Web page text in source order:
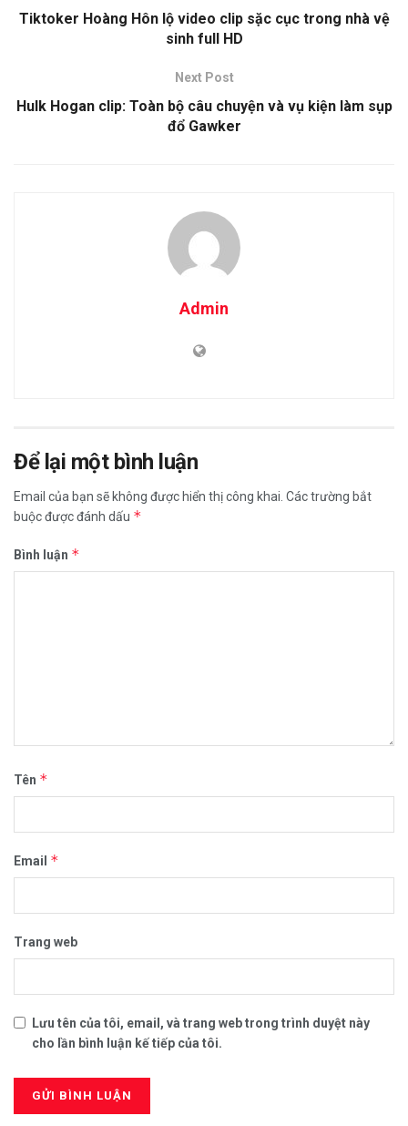
Tiktoker Hoàng Hôn lộ video clip sặc cục trong nhà vệ
sinh full HD
Next Post
Hulk Hogan clip: Toàn bộ câu chuyện và vụ kiện làm sụp
đổ Gawker
Admin
Để lại một bình luận
Email của bạn sẽ không được hiển thị công khai. Các trường bắt
buộc được đánh dấu *
Bình luận *
Tên *
Email *
Trang web
Lưu tên của tôi, email, và trang web trong trình duyệt này
cho lần bình luận kế tiếp của tôi.